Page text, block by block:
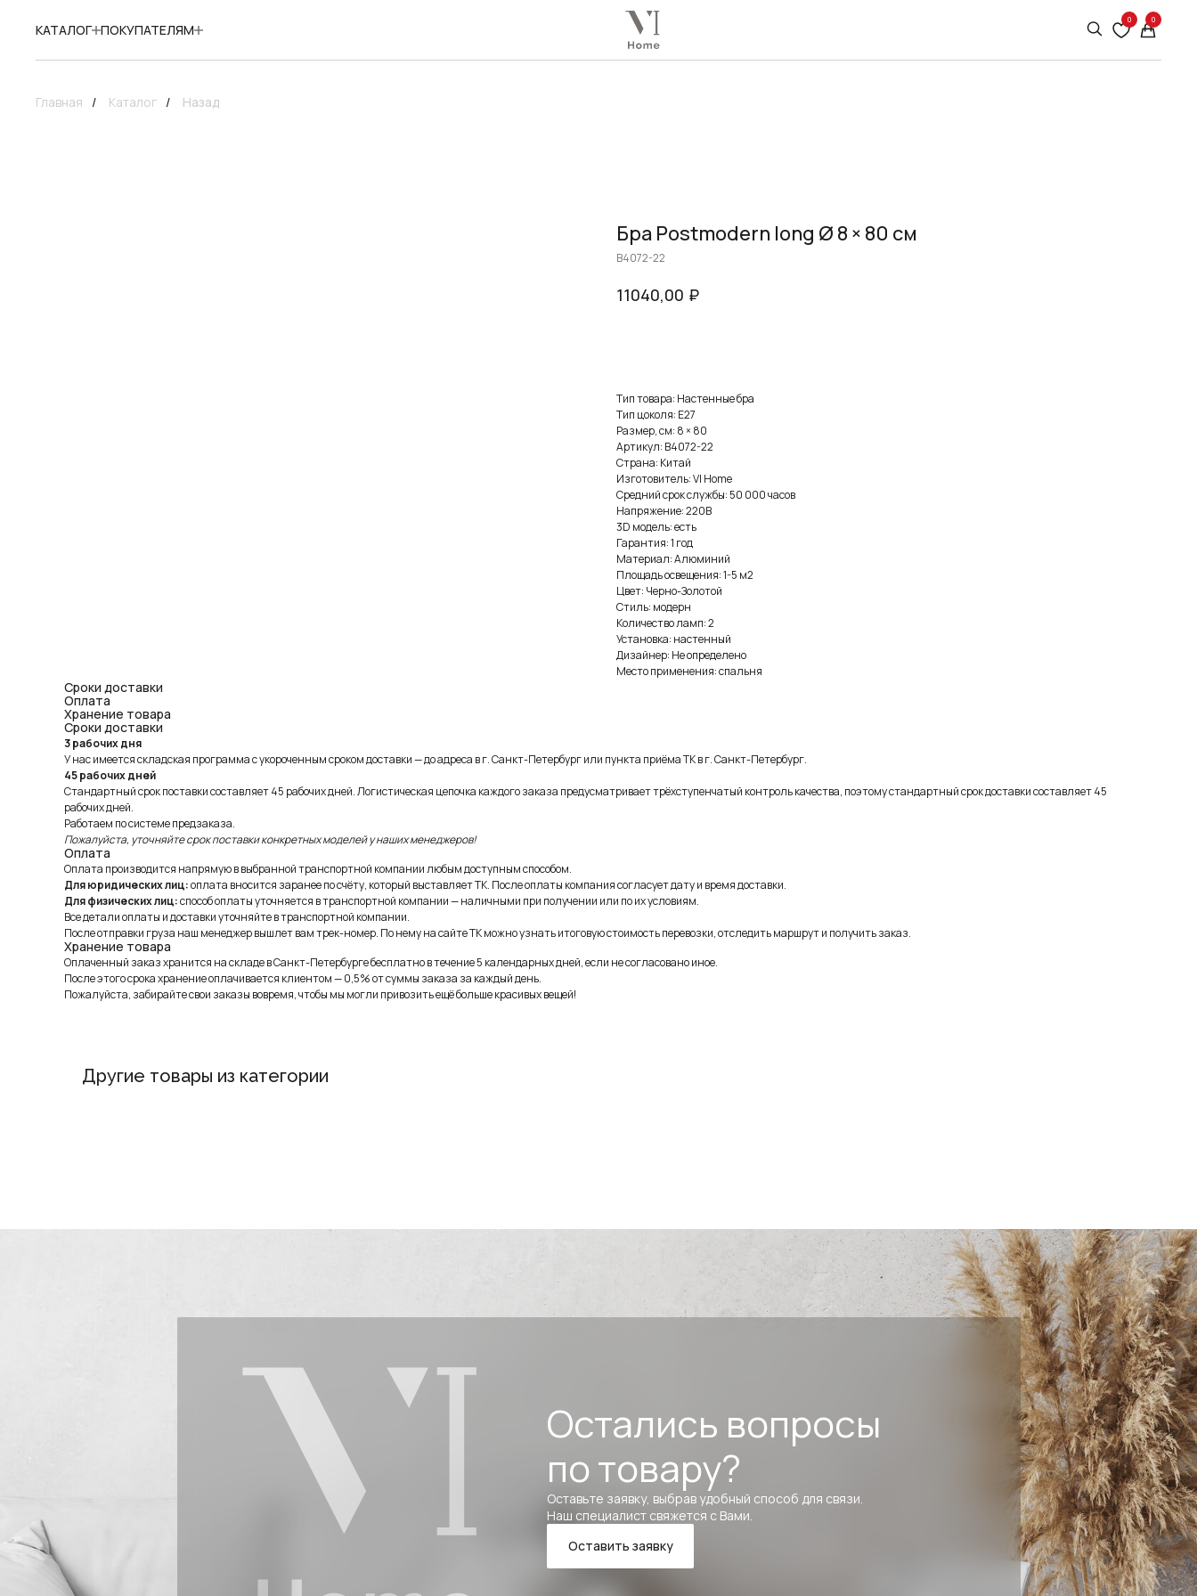
КАТАЛОГ ПОКУПАТЕЛЯМ
0 0
Главная / Каталог / Назад
Бра Postmodern long Ø 8 × 80 см
B4072-22
11040,00 ₽
Тип товара: Настенные бра
Тип цоколя: E27
Размер, см: 8 × 80
Артикул: B4072-22
Страна: Китай
Изготовитель: VI Home
Средний срок службы: 50 000 часов
Напряжение: 220В
3D модель: есть
Гарантия: 1 год
Материал: Алюминий
Площадь освещения: 1-5 м2
Цвет: Черно-Золотой
Стиль: модерн
Количество ламп: 2
Установка: настенный
Дизайнер: Не определено
Место применения: спальня
Сроки доставки
Оплата
Хранение товара
Сроки доставки
3 рабочих дня
У нас имеется складская программа с укороченным сроком доставки — до адреса в г. Санкт-Петербург или пункта приёма ТК в г. Санкт-Петербург.
45 рабочих дней
Стандартный срок поставки составляет 45 рабочих дней. Логистическая цепочка каждого заказа предусматривает трёхступенчатый контроль качества, поэтому стандартный срок доставки составляет 45
рабочих дней.
Работаем по системе предзаказа.
Пожалуйста, уточняйте срок поставки конкретных моделей у наших менеджеров!
Оплата
Оплата производится напрямую в выбранной транспортной компании любым доступным способом.
Для юридических лиц:оплата вносится заранее по счёту, который выставляет ТК. После оплаты компания согласует дату и время доставки.
Для физических лиц:способ оплаты уточняется в транспортной компании — наличными при получении или по их условиям.
Все детали оплаты и доставки уточняйте в транспортной компании.
После отправки груза наш менеджер вышлет вам трек-номер. По нему на сайте ТК можно узнать итоговую стоимость перевозки, отследить маршрут и получить заказ.
Хранение товара
Оплаченный заказ хранится на складе в Санкт-Петербурге бесплатно в течение 5 календарных дней, если не согласовано иное.
После этого срока хранение оплачивается клиентом — 0,5% от суммы заказа за каждый день.
Пожалуйста, забирайте свои заказы вовремя, чтобы мы могли привозить ещё больше красивых вещей!
Другие товары из категории
Остались вопросы
по товару?
Оставьте заявку, выбрав удобный способ для связи.
Наш специалист свяжется с Вами.
Оставить заявку